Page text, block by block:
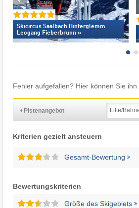
Skicircus Saalbach Hinterglemm
Leogang Fieberbrunn »
Fehler aufgefallen? Hier können Sie ihn
Pistenangebot
Kriterien gezielt ansteuern
Gesamt-Bewertung
Bewertungskriterien
Größe des Skigebiets